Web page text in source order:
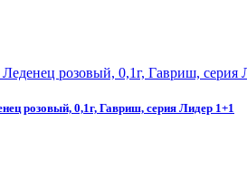
розовый, 0,1г, Гавриш, серия Лидер 1+1